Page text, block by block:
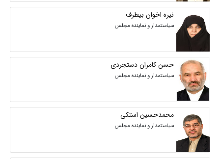
نیره اخوان بیطرف
سیاستمدار و نماینده مجلس
حسن کامران دستجردی
سیاستمدار و نماینده مجلس
محمدحسین استکی
سیاستمدار و نماینده مجلس